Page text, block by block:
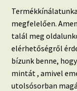
Fresh Up-
Tapéta BLOG
Mi az a
Tapétázási
megfelelően.
talál meg
elérhetőségről
bízunk benne,
mintát , amivel
utolsósorban